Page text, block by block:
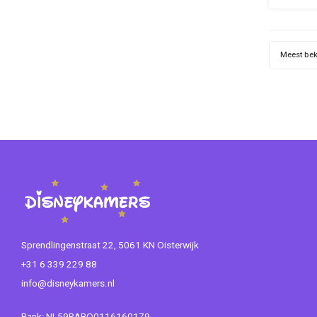
Meest
Sprendlingenstraat 22, 5061 KN Oisterwijk
+31 6 339 229 88
info@disneykamers.nl